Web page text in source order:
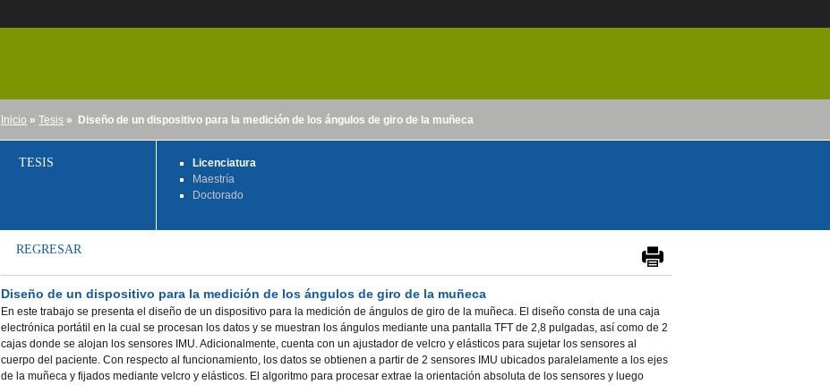
Inicio »Tesis » Diseño de un dispositivo para la medición de los ángulos de giro de la muñeca
TESIS
Licenciatura
Maestría
Doctorado
REGRESAR
Diseño de un dispositivo para la medición de los ángulos de giro de la muñeca
En este trabajo se presenta el diseño de un dispositivo para la medición de ángulos de giro de la muñeca. El diseño consta de una caja
electrónica portátil en la cual se procesan los datos y se muestran los ángulos mediante una pantalla TFT de 2,8 pulgadas, así como de 2
cajas donde se alojan los sensores IMU. Adicionalmente, cuenta con un ajustador de velcro y elásticos para sujetar los sensores al
cuerpo del paciente. Con respecto al funcionamiento, los datos se obtienen a partir de 2 sensores IMU ubicados paralelamente a los ejes
de la muñeca y fijados mediante velcro y elásticos. El algoritmo para procesar extrae la orientación absoluta de los sensores y luego